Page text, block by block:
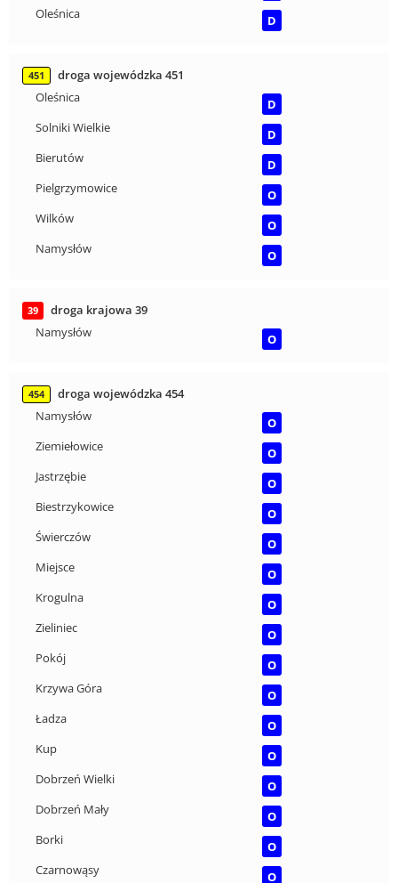
Oleśnica
D
451
droga wojewódzka 451
Oleśnica
D
Solniki Wielkie
D
Bierutów
D
Pielgrzymowice
O
Wilków
O
Namysłów
O
39
droga krajowa 39
Namysłów
O
454
droga wojewódzka 454
Namysłów
O
Ziemiełowice
O
Jastrzębie
O
Biestrzykowice
O
Świerczów
O
Miejsce
O
Krogulna
O
Zieliniec
O
Pokój
O
Krzywa Góra
O
Ładza
O
Kup
O
Dobrzeń Wielki
O
Dobrzeń Mały
O
Borki
O
Czarnowąsy
O